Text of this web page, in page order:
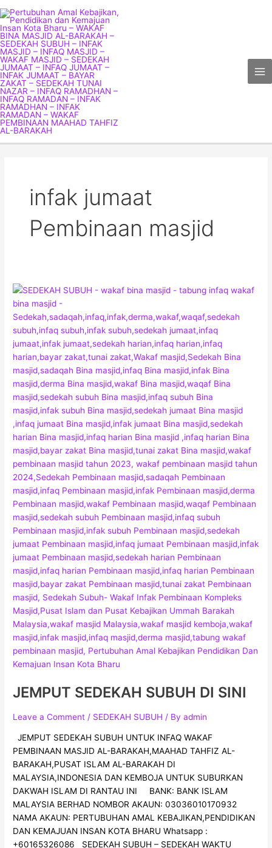
to
content
infak jumaat
Pembinaan masjid
JEMPUT SEDEKAH SUBUH DI SINI
Leave a Comment / SEDEKAH SUBUH / Byadmin
JEMPUT SEDEKAH SUBUH UNTUK INFAQ WAKAF
PEMBINAAN MASJID AL-BARAKAH,MAAHAD TAHFIZ AL-
BARAKAH,PUSAT ISLAM AL-BARAKAH DI
MALAYSIA,INDONESIA DAN KEMBOJA UNTUK SUBURKAN
DAKWAH ISLAM DI RANTAU INI BANK: BANK ISLAM
MALAYSIA BERHAD NOMBOR AKAUN: 03036010170932
NAMA AKAUN: PERTUBUHAN AMAL KEBAJIKAN,PENDIDIKAN
DAN KEMAJUAN INSAN KOTA BHARU Whatsapp :
+60165326086 SEDEKAH SUBUH – SEDEKAH WAKTU
JEMPUT
SEDEKAH
SUBUH
DI
SINI